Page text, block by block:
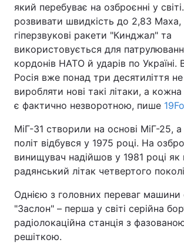
який перебуває на озброєнні у
розвивати швидкість до 2,83 Маха,
гіперзвукові ракети "Кинджал" та
використовується для
кордонів НАТО й ударів по Україні.
Росія вже понад три десятиліття
виробляти нові такі літаки, а
є фактично незворотною, пише
МіГ-31 створили на основі МіГ-25,
політ відбувся у 1975 році. На
винищувач надійшов у 1981 році
радянський літак четвертого
Однією з головних переваг машини
"Заслон" – перша у світі серійна
радіолокаційна станція з
решіткою.